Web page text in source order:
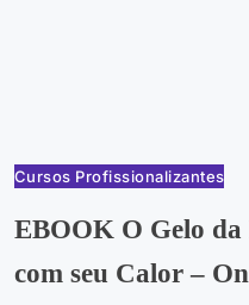
Cursos Profissionalizantes
EBOOK O Gelo da
com seu Calor –